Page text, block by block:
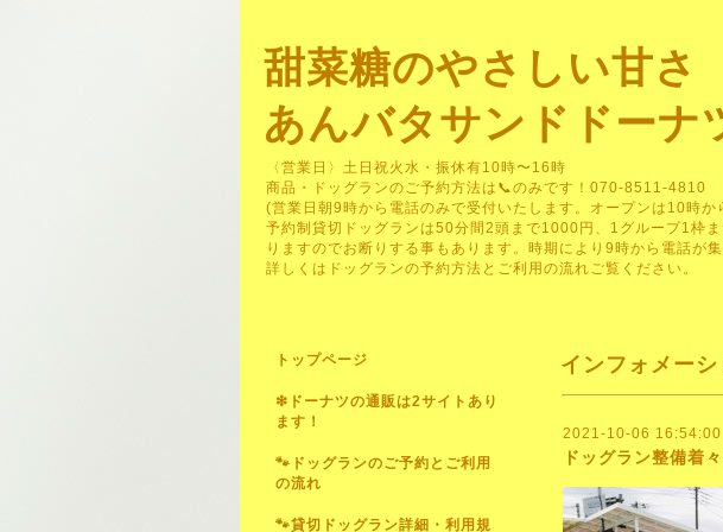
甜菜糖のやさしい甘さ
あんバタサンドドーナ
〈営業日〉土日祝火水・振休有10時〜16時
商品・ドッグランのご予約方法は📞のみです！070-8511-4810
(営業日朝9時から電話のみで受付いたします。オープンは10時か
予約制貸切ドッグランは50分間2頭まで1000円、1グループ1枠
りますのでお断りする事もあります。時期により9時から電話が
詳しくはドッグランの予約方法とご利用の流れご覧ください。
インフォメーシ
2021-10-06 16:54:00
ドッグラン整備着
トップページ
❇ドーナツの通販は2サイトあり
ます！
🐾ドッグランのご予約とご利用
の流れ
🐾貸切ドッグラン詳細・利用規